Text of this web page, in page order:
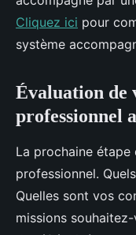
Cliquez ici pour
système
Évaluation de
professionnel
La prochaine
professionnel.
Quelles sont vos
missions